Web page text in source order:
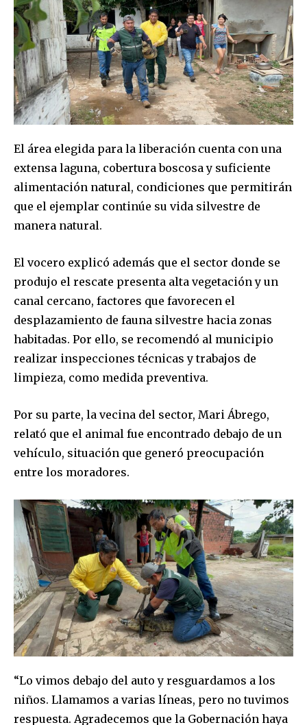
Join our community of
conversation.
To subscribe, simply enter your email address on our website
or click the subscribe button below. Don't worry, we respect
your privacy and won't spam your inbox. Your information is
safe with us.
SUBSCRIBE
I've read and accept thePrivacy Policy.
El área elegida para la liberación cuenta con una
extensa laguna, cobertura boscosa y suficiente
alimentación natural, condiciones que permitirán
que el ejemplar continúe su vida silvestre de
manera natural.
El vocero explicó además que el sector donde se
produjo el rescate presenta alta vegetación y un
canal cercano, factores que favorecen el
desplazamiento de fauna silvestre hacia zonas
habitadas. Por ello, se recomendó al municipio
realizar inspecciones técnicas y trabajos de
limpieza, como medida preventiva.
Por su parte, la vecina del sector, Mari Ábrego,
relató que el animal fue encontrado debajo de un
vehículo, situación que generó preocupación
entre los moradores.
“Lo vimos debajo del auto y resguardamos a los
niños. Llamamos a varias líneas, pero no tuvimos
respuesta. Agradecemos que la Gobernación haya